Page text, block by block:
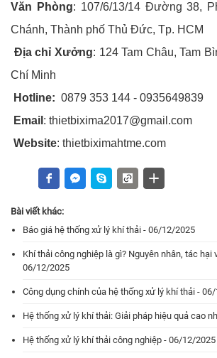
Văn Phòng: 107/6/13/14 Đường 38,
Chánh, Thành phố Thủ Đức, Tp. HCM
Địa chỉ Xưởng: 124 Tam Châu, Tam
Chí Minh
Hotline: 0879 353 144 - 0935649839
Email : thietbixima2017@gmail.com
Website: thietbiximahtme.com
Bài viết khác:
Báo giá hệ thống xử lý khí thải - 06/12/2025
Khí thải công nghiệp là gì? Nguyên nhân, tác hại
06/12/2025
Công dụng chính của hệ thống xử lý khí thải -
Hệ thống xử lý khí thải: Giải pháp hiệu quả cao
Hệ thống xử lý khí thải công nghiệp - 06/12/2025